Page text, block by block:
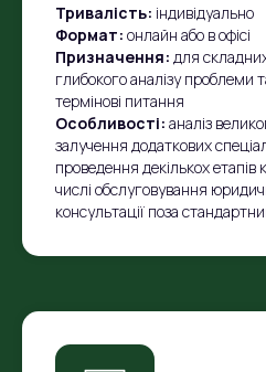
Тривалість: індивідуально
Формат: онлайн або в офісі
Призначення: для
глибокого аналізу проблеми
термінові питання
Особливості: аналіз
залучення додаткових
проведення декількох етапів
числі обслуговування
консультації поза